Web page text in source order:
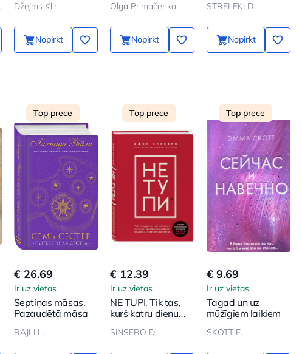
Džejms Klir
Nopirkt
sevi
Olga Primačenko
Nopirkt
atcerēties, kāpēc
STRELEKI D.
Nopirkt
Top prece
€ 26.69
Ir uz vietas
Septiņas māsas.
Pazaudētā māsa
RAJLI L.
Top prece
€ 12.39
Ir uz vietas
NE TUPI. Tik tas,
kurš katru dienu
dzīvo sapņu dzīvi
SINSERO D.
Top prece
€ 9.69
Ir uz vietas
Tagad un uz
mūžīgiem laikiem
SKOTT E.